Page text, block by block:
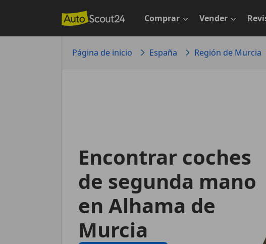
Comprar Vender
Página de inicio España Región de Murcia
Encontrar coches
de segunda mano
en Alhama de
Murcia